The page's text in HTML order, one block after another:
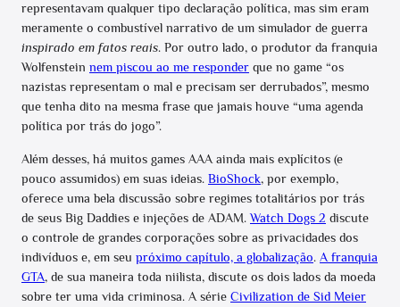
representavam qualquer tipo declaração política, mas sim eram
meramente o combustível narrativo de um simulador de guerra
inspirado em fatos reais. Por outro lado, o produtor da franquia
Wolfenstein nem piscou ao me responder que no game “os
nazistas representam o mal e precisam ser derrubados”, mesmo
que tenha dito na mesma frase que jamais houve “uma agenda
política por trás do jogo”.
Além desses, há muitos games AAA ainda mais explícitos (e
pouco assumidos) em suas ideias. BioShock, por exemplo,
oferece uma bela discussão sobre regimes totalitários por trás
de seus Big Daddies e injeções de ADAM.Watch Dogs 2 discute
o controle de grandes corporações sobre as privacidades dos
indivíduos e, em seu próximo capítulo, a globalização. A franquia
GTA, de sua maneira toda niilista, discute os dois lados da moeda
sobre ter uma vida criminosa. A série Civilization de Sid Meier